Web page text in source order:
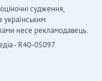
судження,
українським
несе рекламодавець.
- R40-05097